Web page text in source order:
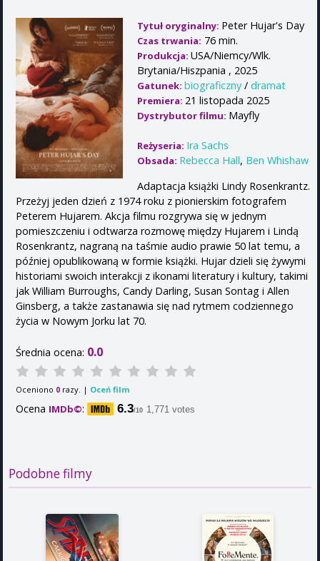
Tytuł oryginalny: Peter Hujar's Day
Czas trwania: 76 min.
Produkcja: USA/Niemcy/Wlk.
Brytania/Hiszpania , 2025
Gatunek: biograficzny / dramat
Premiera: 21 listopada 2025
Dystrybutor filmu: Mayfly
Reżyseria: Ira Sachs
Obsada: Rebecca Hall, Ben Whishaw
Adaptacja książki Lindy Rosenkrantz.
Przeżyj jeden dzień z 1974 roku z pionierskim fotografem
Peterem Hujarem. Akcja filmu rozgrywa się w jednym
pomieszczeniu i odtwarza rozmowę między Hujarem i Lindą
Rosenkrantz, nagraną na taśmie audio prawie 50 lat temu, a
później opublikowaną w formie książki. Hujar dzieli się żywymi
historiami swoich interakcji z ikonami literatury i kultury, takimi
jak William Burroughs, Candy Darling, Susan Sontag i Allen
Ginsberg, a także zastanawia się nad rytmem codziennego
życia w Nowym Jorku lat 70.
Średnia ocena: 0.0
Oceniono 0 razy. | Oceń film
Ocena IMDb©: 6.3/10 1,771 votes
Podobne filmy